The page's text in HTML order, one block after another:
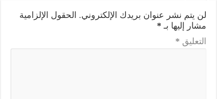
لن يتم نشر عنوان بريدك الإلكتروني. الحقول الإلزامية
مشار إليها بـ *
التعليق *